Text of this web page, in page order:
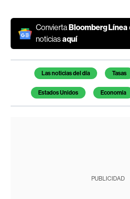
Convierta Bloomberg Línea
noticiasaquí
Temas de este artículo
Las noticias del día Tasas
Estados Unidos Economía
PUBLICIDAD